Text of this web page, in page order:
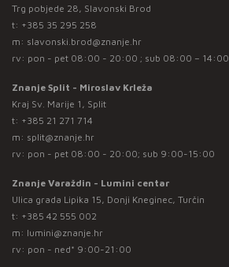
Trg pobjede 28, Slavonski Brod
t: +385 35 295 258
m: slavonski.brod@znanje.hr
rv: pon - pet 08:00 - 20:00 ; sub 08:00 – 14:00
Znanje Split - Miroslav Krleža
Kraj Sv. Marije 1, Split
t: +385 21 271 714
m: split@znanje.hr
rv: pon - pet 08:00 - 20:00; sub 9:00-15:00
Znanje Varaždin - Lumini centar
Ulica grada Lipika 15, Donji Kneginec, Turčin
t: +385 42 555 002
m: lumini@znanje.hr
rv: pon - ned* 9:00-21:00